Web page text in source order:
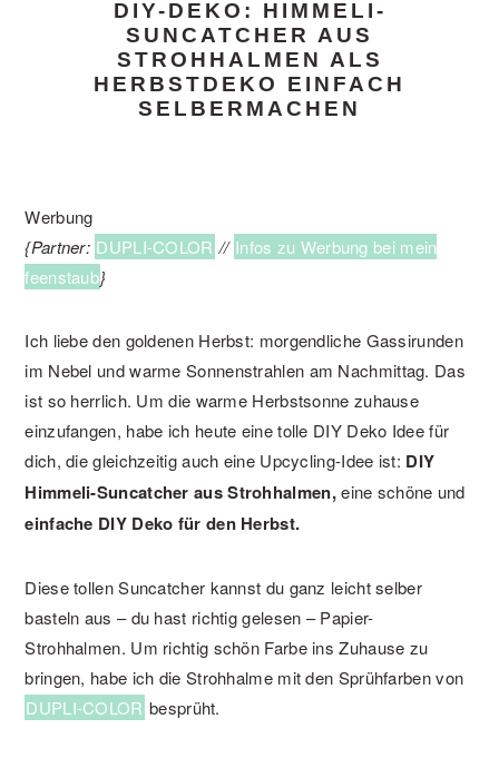
DIY-DEKO: HIMMELI-
SUNCATCHER AUS
STROHHALMEN ALS
HERBSTDEKO EINFACH
SELBERMACHEN
Werbung
{Partner: DUPLI-COLOR // Infos zu Werbung bei mein
feenstaub}
Ich liebe den goldenen Herbst: morgendliche Gassirunden
im Nebel und warme Sonnenstrahlen am Nachmittag. Das
ist so herrlich. Um die warme Herbstsonne zuhause
einzufangen, habe ich heute eine tolle DIY Deko Idee für
dich, die gleichzeitig auch eine Upcycling-Idee ist: DIY
Himmeli-Suncatcher aus Strohhalmen,eine schöne und
einfache DIY Deko für den Herbst.
Diese tollen Suncatcher kannst du ganz leicht selber
basteln aus – du hast richtig gelesen – Papier-
Strohhalmen. Um richtig schön Farbe ins Zuhause zu
bringen, habe ich die Strohhalme mit den Sprühfarben von
DUPLI-COLOR besprüht.